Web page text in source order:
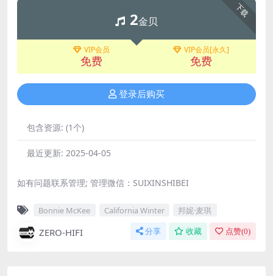
下载
2金贝
VIP会员
免费
VIP会员[永久]
免费
登录后购买
包含资源: (1个)
最近更新: 2025-04-05
如有问题联系管理; 管理微信：SUIXINSHIBEI
Bonnie McKee California Winter 邦妮·麦琪
ZERO-HIFI 分享 收藏 点赞(0)